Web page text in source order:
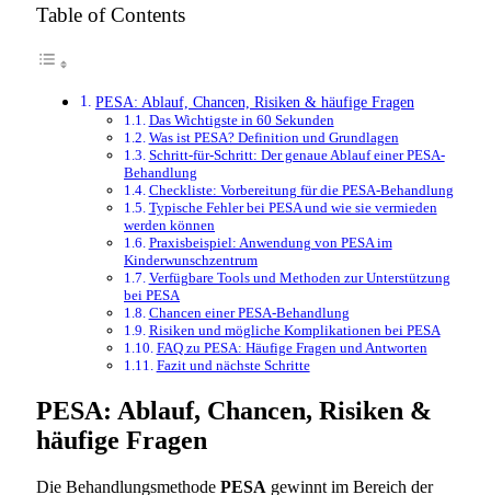
Table of Contents
PESA: Ablauf, Chancen, Risiken & häufige Fragen
Das Wichtigste in 60 Sekunden
Was ist PESA? Definition und Grundlagen
Schritt-für-Schritt: Der genaue Ablauf einer PESA-
Behandlung
Checkliste: Vorbereitung für die PESA-Behandlung
Typische Fehler bei PESA und wie sie vermieden
werden können
Praxisbeispiel: Anwendung von PESA im
Kinderwunschzentrum
Verfügbare Tools und Methoden zur Unterstützung
bei PESA
Chancen einer PESA-Behandlung
Risiken und mögliche Komplikationen bei PESA
FAQ zu PESA: Häufige Fragen und Antworten
Fazit und nächste Schritte
PESA: Ablauf, Chancen, Risiken &
häufige Fragen
Die Behandlungsmethode PESA gewinnt im Bereich der